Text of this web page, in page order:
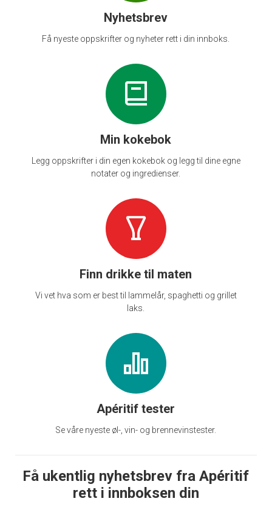
Nyhetsbrev
Få nyeste oppskrifter og nyheter rett i din innboks.
Min kokebok
Legg oppskrifter i din egen kokebok og legg til dine egne
notater og ingredienser.
Finn drikke til maten
Vi vet hva som er best til lammelår, spaghetti og grillet
laks.
Apéritif tester
Se våre nyeste øl-, vin- og brennevinstester.
Få ukentlig nyhetsbrev fra Apéritif
rett i innboksen din